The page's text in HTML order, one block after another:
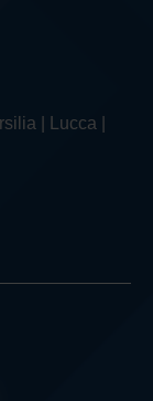
| Lucca |